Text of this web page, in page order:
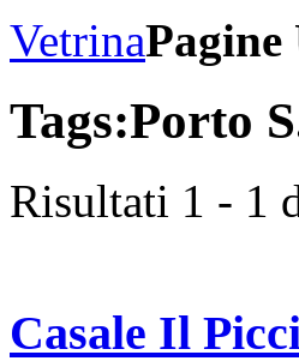
Vetrina
Tags:Porto
Risultati 1 - 1
Casale Il